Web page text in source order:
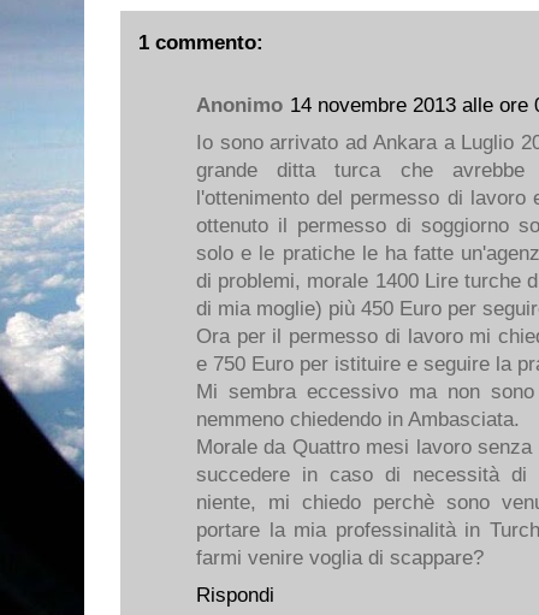
1 commento:
Anonimo 14 novembre 2013 alle ore
Io sono arrivato ad Ankara a Luglio
grande ditta turca che
l'ottenimento del permesso di lavoro
ottenuto il permesso di soggiorno
solo e le pratiche le ha fatte
di problemi, morale 1400 Lire turche
di mia moglie) più 450 Euro per
Ora per il permesso di lavoro mi
e 750 Euro per istituire e seguire la
Mi sembra eccessivo ma non
nemmeno chiedendo in Ambasciata.
Morale da Quattro mesi lavoro
succedere in caso di necessità
niente, mi chiedo perchè sono
portare la mia professinalità in
farmi venire voglia di scappare?
Rispondi